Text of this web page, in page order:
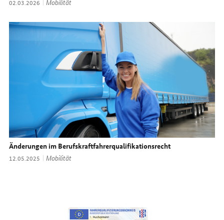
Datum:
02.03.2026 Mobilität
Änderungen im Berufskraftfahrerqualifikationsrecht
Datum:
12.05.2025 Thema:
Mobilität